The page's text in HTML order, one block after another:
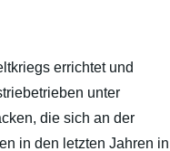
errichtet und
unter
die sich an der
in den letzten Jahren in